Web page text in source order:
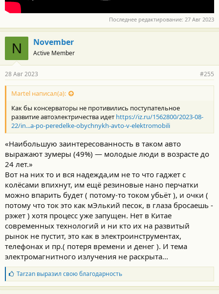
Последнее редактирование: 27 Авг 2023
N November
Active Member
28 Авг 2023 #255
Martel написал(а):
Как бы консерваторы не противились поступательное
развитие автоэлектричества идет https://iz.ru/1562800/2023-08-
22/in...a-po-peredelke-obychnykh-avto-v-elektromobili
«Наибольшую заинтересованность в таком авто
выражают зумеры (49%) — молодые люди в возрасте до
24 лет.»
Вот на них то и вся надежда,им не то что гаджет с
колёсами впихнут, им ещё резиновые нано перчатки
можно впарить будет ( потому-то током убьёт ), и очки (
потому что ток это как мЭлький песок, в глаза бросаешь -
рэжет ) хотя процесс уже запущен. Нет в Китае
современных технологий и ни кто их на развитый
рынок не пустит, это как в электроинструментах,
телефонах и пр.( потеря времени и денег ). И тема
электромагнитного излучения не раскрыта...
Б
л
а
Tarzanвыразил свою благодарность